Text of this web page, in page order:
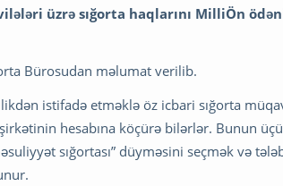
üzrə sığorta haqlarını MilliÖn
Bürosudan məlumat verilib.
istifadə etməklə öz icbari sığorta
hesabına köçürə bilərlər. Bunun
sığortası” düyməsini seçmək və